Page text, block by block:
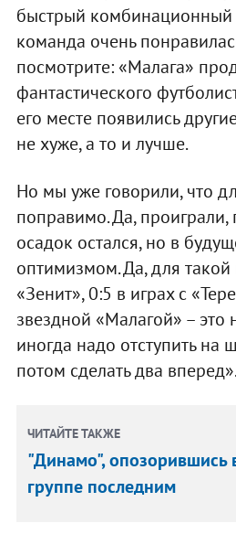
быстрый комбинационный
команда очень
посмотрите: «Малага»
фантастического
его месте появились
не хуже, а то и лучше.
Но мы уже говорили, что
поправимо. Да,
осадок остался, но в
оптимизмом. Да, для
«Зенит», 0:5 в играх с
звездной «Малагой» – это
иногда надо отступить на
потом сделать два
ЧИТАЙТЕ ТАКЖЕ
"Динамо", опозорившись
группе последним